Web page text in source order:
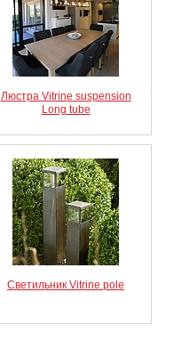
Люстра Vitrine suspension
Long tube
Светильник Vitrine pole